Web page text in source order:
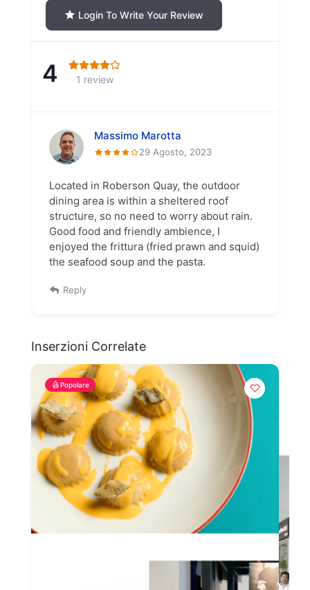
Login To Write Your Review
4 1 review
Massimo Marotta
29 Agosto, 2023
Located in Roberson Quay, the outdoor
dining area is within a sheltered roof
structure, so no need to worry about rain.
Good food and friendly ambience, I
enjoyed the frittura (fried prawn and squid)
the seafood soup and the pasta.
Reply
Inserzioni Correlate
Popolare